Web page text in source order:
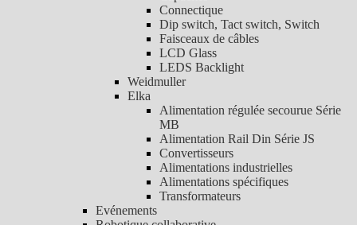
Connectique
Dip switch, Tact switch, Switch
Faisceaux de câbles
LCD Glass
LEDS Backlight
Weidmuller
Elka
Alimentation régulée secourue Série
MB
Alimentation Rail Din Série JS
Convertisseurs
Alimentations industrielles
Alimentations spécifiques
Transformateurs
Evénements